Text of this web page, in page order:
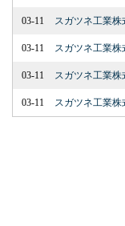
03-11 スガツネ工業
03-11 スガツネ工業
03-11 スガツネ工業
03-11 スガツネ工業